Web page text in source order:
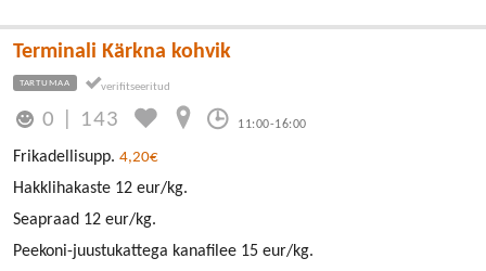
Terminali Kärkna kohvik
TARTUMAA
0 143 11:00-16:00
Frikadellisupp. 4,20€
Hakklihakaste 12 eur/kg.
Seapraad 12 eur/kg.
Peekoni-juustukattega kanafilee 15 eur/kg.